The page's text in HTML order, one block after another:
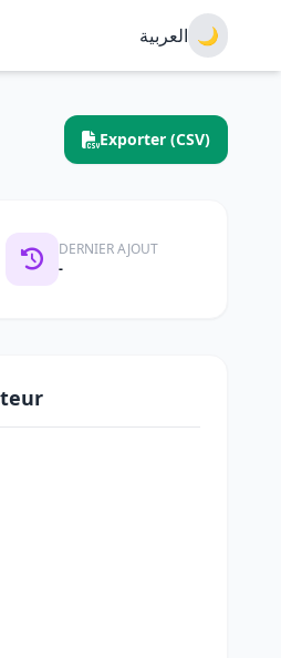
العربية 🌙
Exporter (CSV)
DERNIER AJOUT
-